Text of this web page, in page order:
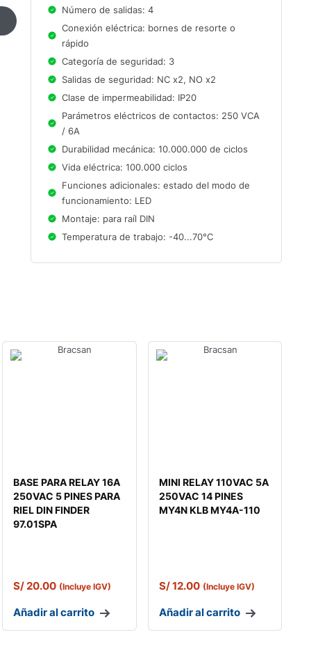
Número de salidas: 4
Conexión eléctrica: bornes de resorte o
rápido
Categoría de seguridad: 3
Salidas de seguridad: NC x2, NO x2
Clase de impermeabilidad: IP20
Parámetros eléctricos de contactos: 250 VCA
/ 6A
Durabilidad mecánica: 10.000.000 de ciclos
Vida eléctrica: 100.000 ciclos
Funciones adicionales: estado del modo de
funcionamiento: LED
Montaje: para raíl DIN
Temperatura de trabajo: -40...70°C
BASE PARA RELAY 16A
250VAC 5 PINES PARA
RIEL DIN FINDER
97.01SPA
S/20.00 (Incluye IGV)
Añadir al carrito
MINI RELAY 110VAC 5A
250VAC 14 PINES
MY4N KLB MY4A-110
S/12.00 (Incluye IGV)
Añadir al carrito